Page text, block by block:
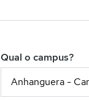
Qual o campus?